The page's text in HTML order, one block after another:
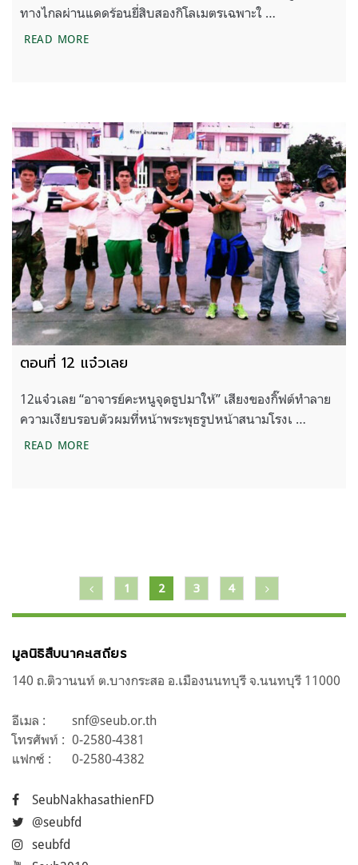
ทางไกลผ่านแดดร้อนยี่สิบสองกิโลเมตรเฉพาะใ …
READ MOREตอนที่ 13 ขอให้สำเร็จนะพี่
ตอนที่ 12 แจ๋วเลย
12แจ๋วเลย “อาจารย์คะหนูจุดธูปมาให้” เสียงของกิ๊ฟต์ทำลาย
ความเงียบรอบตัวผมที่หน้าพระพุธรูปหน้าสนามโรงเ …
READ MOREตอนที่ 12 แจ๋วเลย
แนะแนว
เรื่อง
1 2 3 4
มูลนิธิสืบนาคะเสถียร
140 ถ.ติวานนท์ ต.บางกระสอ อ.เมืองนนทบุรี จ.นนทบุรี 11000
อีเมล :
snf@seub.or.th
โทรศัพท์ : 0-2580-4381
แฟกซ์ :
0-2580-4382
SeubNakhasathienFD
@seubfd
seubfd